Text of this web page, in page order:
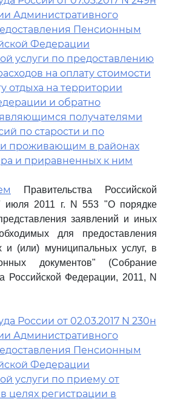
Административного
Пенсионным
Федерации
услуги по предоставлению
на оплату стоимости
отдыха на территории
и обратно
получателями
по старости и по
и проживающим в районах
и приравненных к ним
Правительства Российской
июля 2011 г. N 553 "О порядке
заявлений и иных
для предоставления
и (или) муниципальных услуг, в
документов" (Собрание
Российской Федерации, 2011, N
России от 02.03.2017 N 230н
Административного
Пенсионным
Федерации
услуги по приему от
целях регистрации в